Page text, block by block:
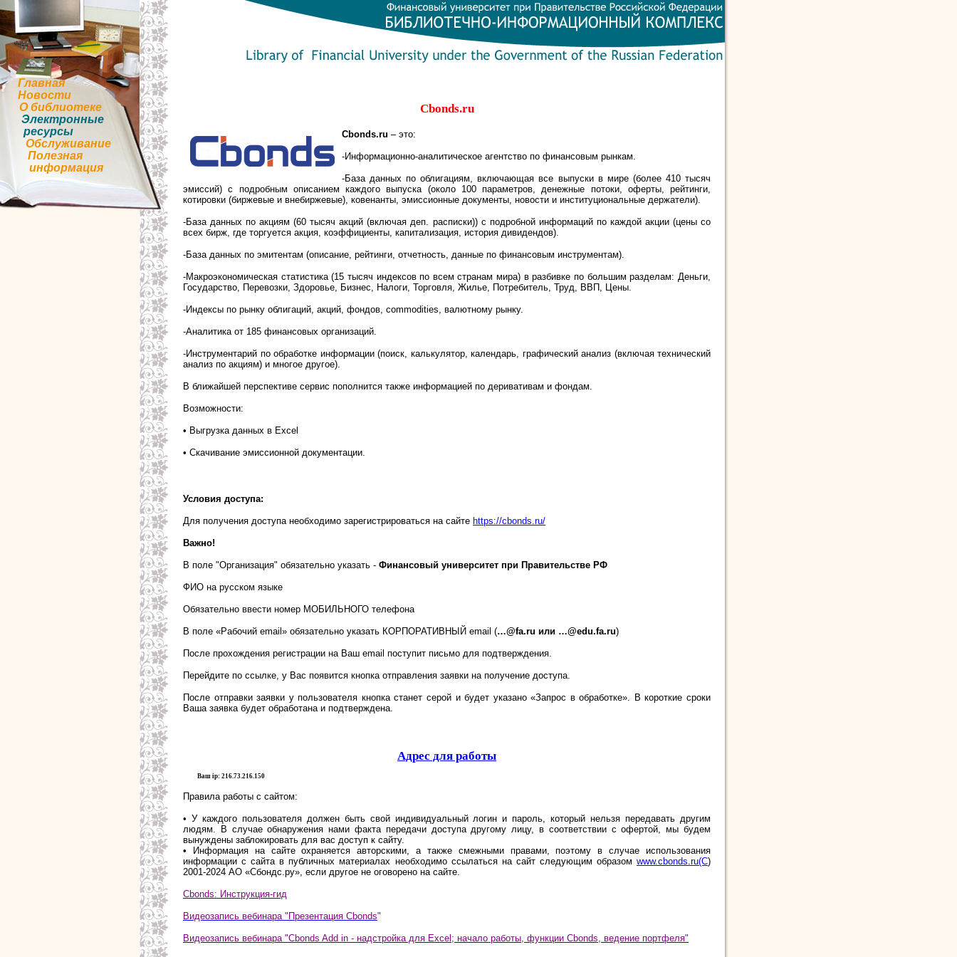
Главная
Новости
О библиотеке
Электронные
ресурсы
Обслуживание
Полезная
информация
Cbonds.ru
Cbonds.ru – это:
-Информационно-аналитическое агентство по финансовым рынкам.
-База данных по облигациям, включающая все выпуски в мире (более 410 тысяч
эмиссий) с подробным описанием каждого выпуска (около 100 параметров, денежные потоки, оферты, рейтинги,
котировки (биржевые и внебиржевые), ковенанты, эмиссионные документы, новости и институциональные держатели).
-База данных по акциям (60 тысяч акций (включая деп. расписки)) с подробной информаций по каждой акции (цены со
всех бирж, где торгуется акция, коэффициенты, капитализация, история дивидендов).
-База данных по эмитентам (описание, рейтинги, отчетность, данные по финансовым инструментам).
-Макроэкономическая статистика (15 тысяч индексов по всем странам мира) в разбивке по большим разделам: Деньги,
Государство, Перевозки, Здоровье, Бизнес, Налоги, Торговля, Жилье, Потребитель, Труд, ВВП, Цены.
-Индексы по рынку облигаций, акций, фондов, commodities, валютному рынку.
-Аналитика от 185 финансовых организаций.
-Инструментарий по обработке информации (поиск, калькулятор, календарь, графический анализ (включая технический
анализ по акциям) и многое другое).
В ближайшей перспективе сервис пополнится также информацией по деривативам и фондам.
Возможности:
• Выгрузка данных в Excel
• Скачивание эмиссионной документации.
Условия доступа:
Для получения доступа необходимо зарегистрироваться на сайте https://cbonds.ru/
Важно!
В поле "Организация" обязательно указать - Финансовый университет при Правительстве РФ
ФИО на русском языке
Обязательно ввести номер МОБИЛЬНОГО телефона
В поле «Рабочий email» обязательно указать КОРПОРАТИВНЫЙ email (…@fa.ru или …@edu.fa.ru)
После прохождения регистрации на Ваш email поступит письмо для подтверждения.
Перейдите по ссылке, у Вас появится кнопка отправления заявки на получение доступа.
После отправки заявки у пользователя кнопка станет серой и будет указано «Запрос в обработке». В короткие сроки
Ваша заявка будет обработана и подтверждена.
Адрес для работы
Ваш ip: 216.73.216.150
Правила работы с сайтом:
• У каждого пользователя должен быть свой индивидуальный логин и пароль, который нельзя передавать другим
людям. В случае обнаружения нами факта передачи доступа другому лицу, в соответствии с офертой, мы будем
вынуждены заблокировать для вас доступ к сайту.
• Информация на сайте охраняется авторскими, а также смежными правами, поэтому в случае использования
информации с сайта в публичных материалах необходимо ссылаться на сайт следующим образом www.cbonds.ru(С)
2001-2024 АО «Сбондс.ру», если другое не оговорено на сайте.
Cbonds: Инструкция-гид
Видеозапись вебинара "Презентация Cbonds"
Видеозапись вебинара "Cbonds Add in - надстройка для Excel; начало работы, функции Cbonds, ведение портфеля"